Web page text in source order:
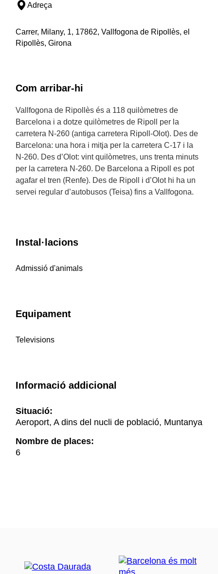
Adreça
Carrer, Milany, 1, 17862, Vallfogona de Ripollès, el
Ripollès, Girona
Com arribar-hi
Vallfogona de Ripollès és a 118 quilòmetres de
Barcelona i a dotze quilòmetres de Ripoll per la
carretera N-260 (antiga carretera Ripoll-Olot). Des de
Barcelona: una hora i mitja per la carretera C-17 i la
N-260. Des d’Olot: vint quilòmetres, uns trenta minuts
per la carretera N-260. De Barcelona a Ripoll es pot
agafar el tren (Renfe). Des de Ripoll i d’Olot hi ha un
servei regular d’autobusos (Teisa) fins a Vallfogona.
Instal·lacions
Admissió d'animals
Equipament
Televisions
Informació addicional
Situació:
Aeroport, A dins del nucli de població, Muntanya
Nombre de places:
6